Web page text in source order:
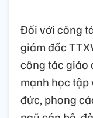
Đối với công
giám đốc
công tác giáo
mạnh học tập
đức, phong